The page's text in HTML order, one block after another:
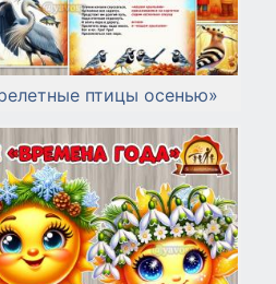
птицы осенью»